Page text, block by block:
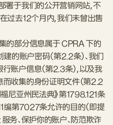
署于我们的公开营销网站，不
过去12个月内，我们未曾出售
的部分信息属于 CPRA 下的
建的账户密码（第2.2条）、我们
账户信息（第2.3条），以及我
收集的身份证明文件（第2.2
福尼亚州民法典》第1798.121条
编第7027条允许的目的（即提
务、保护你的账户、防范欺诈